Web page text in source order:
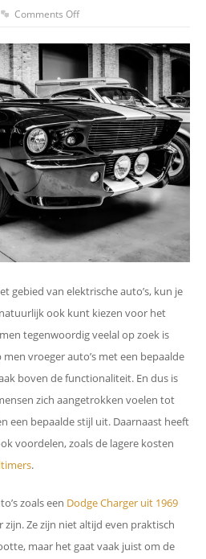
Comments Off
gebied van elektrische auto’s, kun je
ook kunt kiezen voor het
tegenwoordig veelal op zoek is
vroeger auto’s met een bepaalde
boven de functionaliteit. En dus is
zich aangetrokken voelen tot
een bepaalde stijl uit. Daarnaast heeft
voordelen, zoals de lagere kosten
.
zoals een Dodge Charger uit 1969
Ze zijn niet altijd even praktisch
maar het gaat vaak juist om de